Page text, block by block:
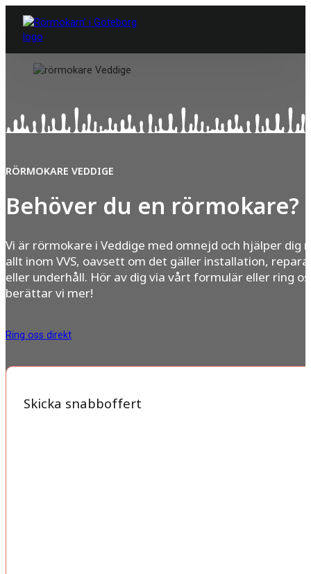
RÖRMOKARE VEDDIGE
Behöver du en rörmokare?
Vi är rörmokare i Veddige med omnejd och hjälper dig
allt inom VVS, oavsett om det gäller installation,
eller underhåll. Hör av dig via vårt formulär eller ring
berättar vi mer!
Ring oss direkt
Skicka snabboffert